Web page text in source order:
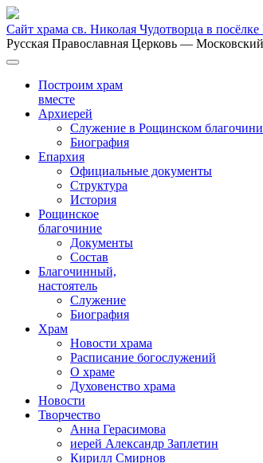
Сайт храма св. Николая Чудотворца в
Русская Православная Церковь — Московский
Построим храм
вместе
Архиерей
Служение в Рощинском
Биография
Епархия
Официальные документы
Структура
История
Рощинское
благочиние
Документы
Состав
Благочинный,
настоятель
Служение
Биография
Храм
Новости храма
Расписание богослужений
О храме
Духовенство храма
Новости
Творчество
Анна Герасимова
иерей Александр Заплетин
Кирилл Смирнов